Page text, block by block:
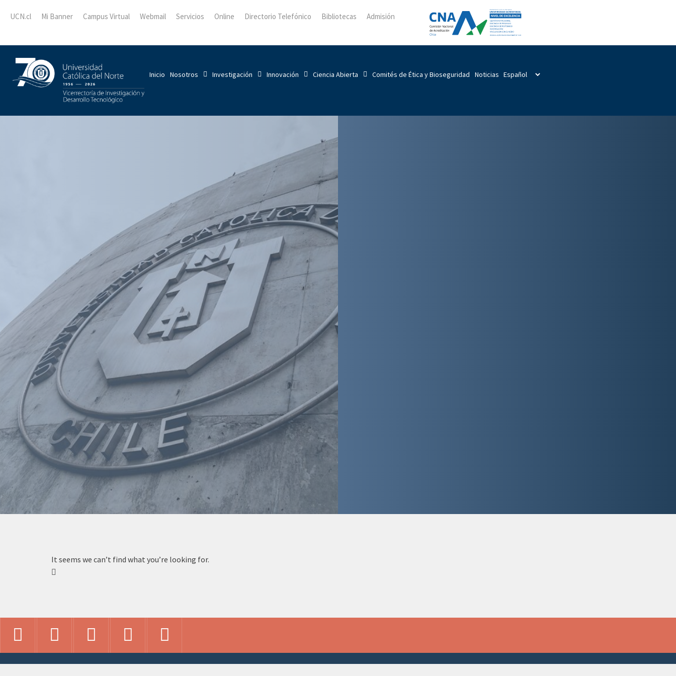
UCN.cl Mi Banner Campus Virtual Webmail Servicios Online Directorio Telefónico Bibliotecas Admisión
Inicio Nosotros Investigación Innovación Ciencia Abierta Comités de Ética y Bioseguridad Noticias
It seems we can’t find what you’re looking for.